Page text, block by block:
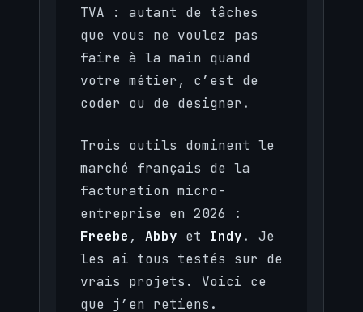
TVA : autant de tâches
que vous ne voulez pas
faire à la main quand
votre métier, c’est de
coder ou de designer.
Trois outils dominent le
marché français de la
facturation micro-
entreprise en 2026 :
Freebe , Abby et Indy. Je
les ai tous testés sur de
vrais projets. Voici ce
que j’en retiens.